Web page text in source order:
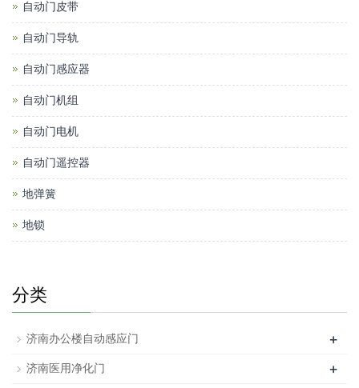
自动门皮带
自动门导轨
自动门感应器
自动门机组
自动门电机
自动门遥控器
地弹簧
地锁
分类
济南办公楼自动感应门 +
济南医用净化门 +